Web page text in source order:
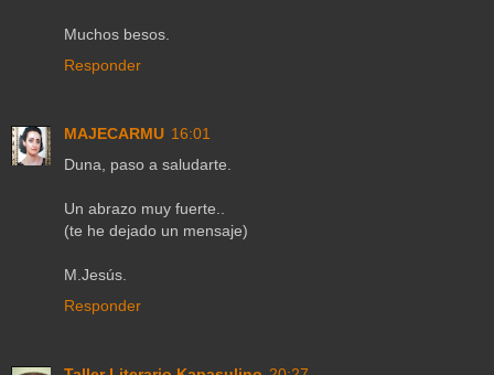
Muchos besos.
Responder
MAJECARMU 16:01
Duna, paso a saludarte.
Un abrazo muy fuerte..
(te he dejado un mensaje)
M.Jesús.
Responder